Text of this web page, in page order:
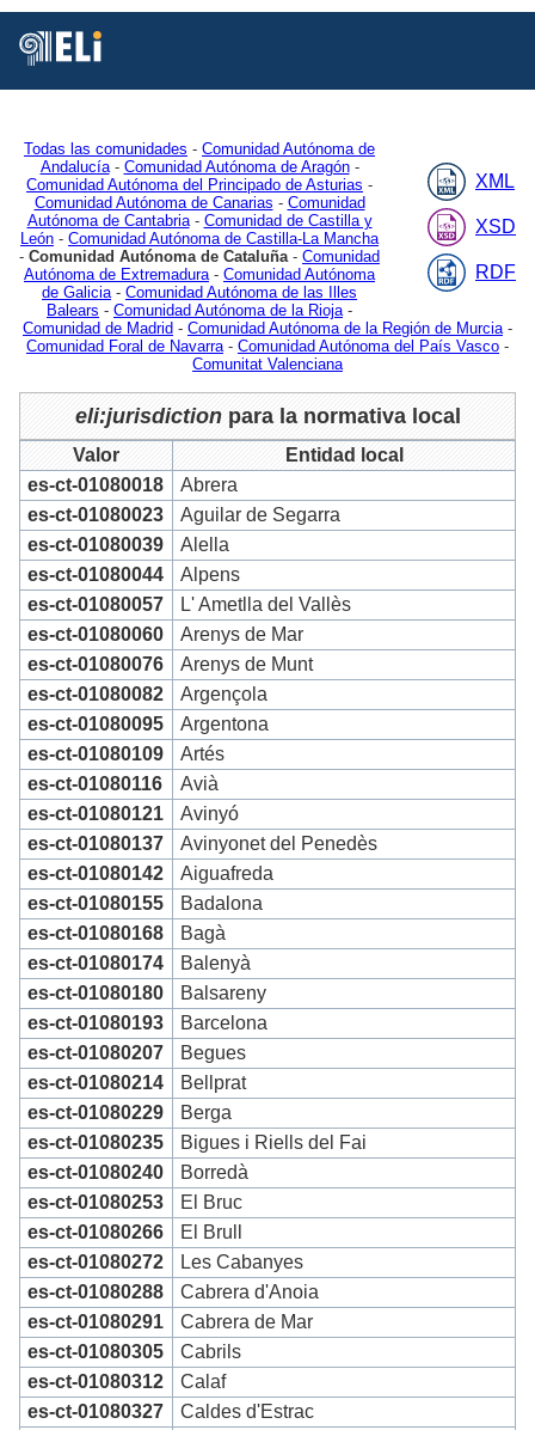
XML
XSD
RDF
Todas las comunidades - Comunidad Autónoma de
Andalucía- Comunidad Autónoma de Aragón-
Comunidad Autónoma del Principado de Asturias -
Comunidad Autónoma de Canarias - Comunidad
Autónoma de Cantabria- Comunidad de Castilla y
León - Comunidad Autónoma de Castilla-La Mancha
- Comunidad Autónoma de Cataluña - Comunidad
Autónoma de Extremadura - Comunidad Autónoma
de Galicia - Comunidad Autónoma de las Illes
Balears - Comunidad Autónoma de la Rioja -
Comunidad de Madrid - Comunidad Autónoma de la Región de Murcia -
Comunidad Foral de Navarra - Comunidad Autónoma del País Vasco -
Comunitat Valenciana
eli:jurisdictionpara la normativa local
Valor
Entidad local
es-ct-01080018
Abrera
es-ct-01080023
Aguilar de Segarra
es-ct-01080039
Alella
es-ct-01080044
Alpens
es-ct-01080057
L' Ametlla del Vallès
es-ct-01080060
Arenys de Mar
es-ct-01080076
Arenys de Munt
es-ct-01080082
Argençola
es-ct-01080095
Argentona
es-ct-01080109
Artés
es-ct-01080116
Avià
es-ct-01080121
Avinyó
es-ct-01080137
Avinyonet del Penedès
es-ct-01080142
Aiguafreda
es-ct-01080155
Badalona
es-ct-01080168
Bagà
es-ct-01080174
Balenyà
es-ct-01080180
Balsareny
es-ct-01080193
Barcelona
es-ct-01080207
Begues
es-ct-01080214
Bellprat
es-ct-01080229
Berga
es-ct-01080235
Bigues i Riells del Fai
es-ct-01080240
Borredà
es-ct-01080253
El Bruc
es-ct-01080266
El Brull
es-ct-01080272
Les Cabanyes
es-ct-01080288
Cabrera d'Anoia
es-ct-01080291
Cabrera de Mar
es-ct-01080305
Cabrils
es-ct-01080312
Calaf
es-ct-01080327
Caldes d'Estrac